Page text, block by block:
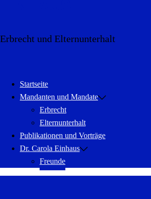
Erbrecht und Elternunterhalt
Startseite
Mandanten und Mandate
Erbrecht
Elternunterhalt
Publikationen und Vorträge
Dr. Carola Einhaus
Freunde